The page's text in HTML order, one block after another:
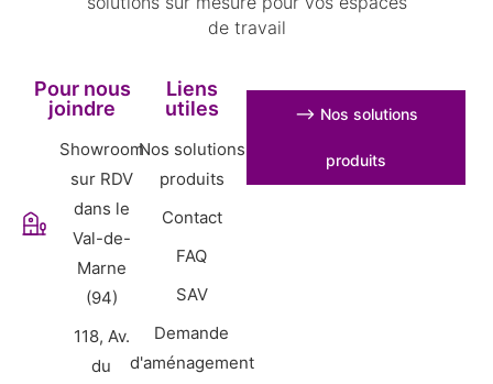
de travail
Pour nous
joindre
Showroom
sur RDV
dans le
Val-de-
Marne
(94)
118, Av.
du
Liens
utiles
Nos solutions
produits
Contact
FAQ
SAV
Demande
d'aménagement
⟶ Nos solutions
produits